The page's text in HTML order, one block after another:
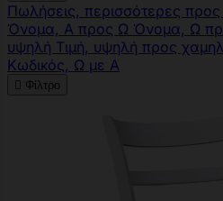
Πωλήσεις, περισσότερες προς
Όνομα, Α προς Ω Όνομα, Ω
υψηλή Τιμή, υψηλή προς
Κωδικός, Ω με Α
 Φίλτρο